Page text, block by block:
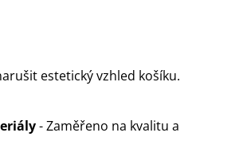
estetický vzhled košíku.
- Zaměřeno na kvalitu a